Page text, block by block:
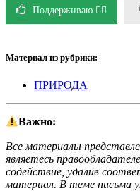
Поддерживаю 👍🏻
Материал из рубрики:
ПРИРОДА
Важно:
Все материалы
являетесь
содействие, удалив
материал. В теме письма